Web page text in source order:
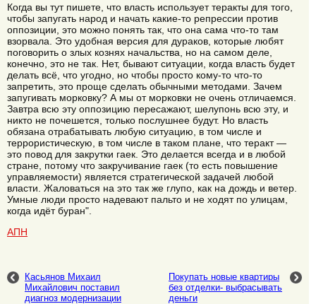
Когда вы тут пишете, что власть использует теракты для того,
чтобы запугать народ и начать какие-то репрессии против
оппозиции, это можно понять так, что она сама что-то там
взорвала. Это удобная версия для дураков, которые любят
поговорить о злых кознях начальства, но на самом деле,
конечно, это не так. Нет, бывают ситуации, когда власть будет
делать всё, что угодно, но чтобы просто кому-то что-то
запретить, это проще сделать обычными методами. Зачем
запугивать морковку? А мы от морковки не очень отличаемся.
Завтра всю эту оппозицию пересажают, шелупонь всю эту, и
никто не почешется, только послушнее будут. Но власть
обязана отрабатывать любую ситуацию, в том числе и
террористическую, в том числе в таком плане, что теракт —
это повод для закрутки гаек. Это делается всегда и в любой
стране, потому что закручивание гаек (то есть повышение
управляемости) является стратегической задачей любой
власти. Жаловаться на это так же глупо, как на дождь и ветер.
Умные люди просто надевают пальто и не ходят по улицам,
когда идёт буран".
АПН
Касьянов Михаил
Михайлович поставил
диагноз модернизации
Покупать новые квартиры
без отделки- выбрасывать
деньги